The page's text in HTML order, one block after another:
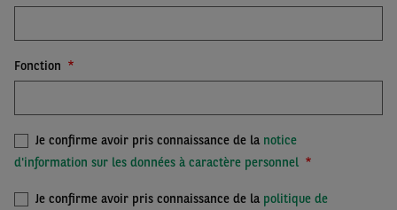
Fonction
Je confirme avoir pris connaissance de la notice
d'information sur les données à caractère personnel
Je confirme avoir pris connaissance de la politique de